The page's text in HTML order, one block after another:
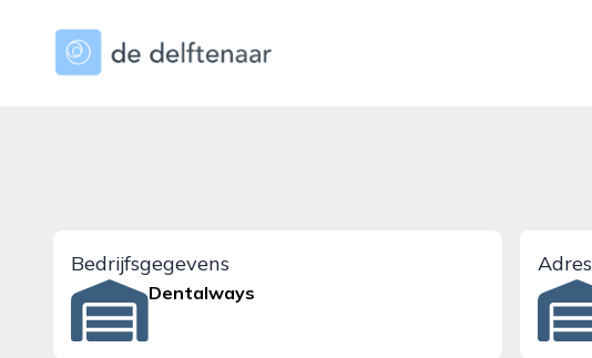
dedelftenaar.nl
Bedrijfsgegevens
Dentalways
Adres